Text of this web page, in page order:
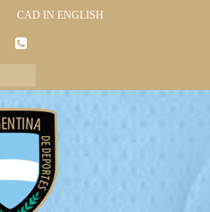
CAD IN ENGLISH